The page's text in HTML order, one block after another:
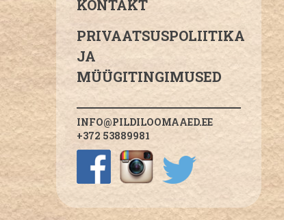
KONTAKT
PRIVAATSUSPOLIITIKA
JA
MÜÜGITINGIMUSED
INFO@PILDILOOMAAED.EE
+372 53889981